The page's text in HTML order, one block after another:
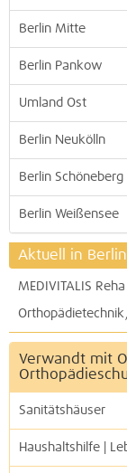
Berlin Mitte
Berlin Pankow
Umland Ost
Berlin Neukölln
Berlin Schöneberg
Berlin Weißensee
Aktuell in
Verwandt mit
Sanitätshäuser
Haushaltshilfe |